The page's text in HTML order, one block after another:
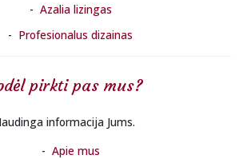
Azalia lizingas
Profesionalus dizainas
pirkti pas mus?
informacija Jums.
Apie mus